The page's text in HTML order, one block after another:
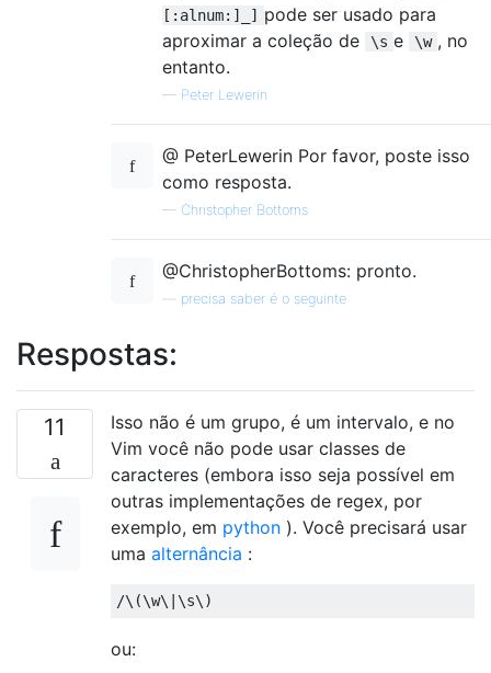
[:alnum:]_] pode ser usado para
aproximar a coleção de
\s e \w , no
entanto.
— Peter Lewerin
@ PeterLewerin Por favor, poste isso
como resposta.
— Christopher Bottoms
@ChristopherBottoms: pronto.
precisa saber é o seguinte
Respostas:
11
Isso não é um grupo, é um intervalo, e no
Vim você não pode usar classes de
caracteres (embora isso seja possível em
outras implementações de regex, por
exemplo, em python ). Você precisará usar
uma alternância :
ou: